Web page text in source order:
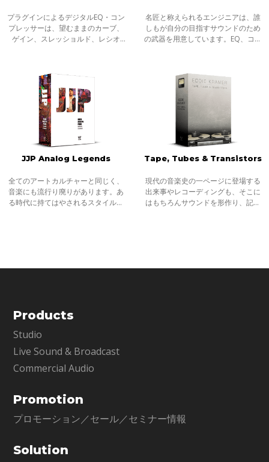
プラグインによるデジタルEQ・コン
プレッサーは、望むままのカーブ、
ゲイン、スレッショルド、レシオ
リーズやAPI2500のように荒々しいブ
名匠と称えられるエンジニアは、誰
しもが自分の目指すサウンドのため
の武器を用意しています。EQ、コン
ション、シグナルチェーンとネット
ワーク。
JJP Analog Legends
全てのアートカルチャーと同じく、
音楽にも流行り廃りがあります。あ
る時代に持てはやされるスタイル、
Tape, Tubes & Transistors
現代の音楽史の一ページに登場する
出来事やレコーディングも、そこに
はもちろんサウンドを形作り、記録
Products
Studio
Live Sound & Broadcast
Commercial Audio
Promotion
プロモーション／セール／セミナー情報
Solution